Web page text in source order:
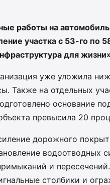
работы на
участка с 53-го по
для
уже уложила
Также на отдельных
основание
превысила 20
дорожного
водоотводных
и
столбики и